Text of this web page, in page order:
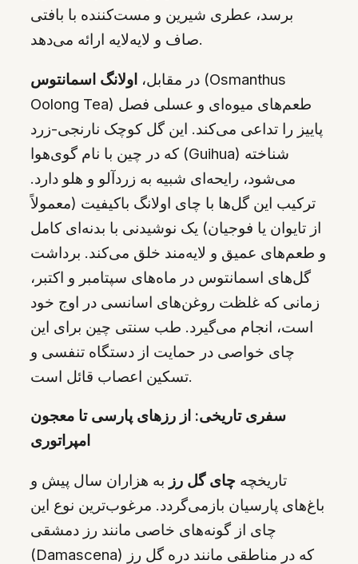
برسد، عطری شیرین و مست‌کننده با بافتی
صاف و لایه‌لایه ارائه می‌دهد.
در مقابل، اولانگ اسمانتوس
(Osmanthus
Oolong Tea) طعم‌های میوه‌ای و عسلی فصل
پاییز را تداعی می‌کند. این گل کوچک نارنجی-زرد
که در چین با نام گوی‌هوا (Guihua) شناخته
می‌شود، رایحه‌ای شبیه به زردآلو و هلو دارد.
ترکیب این گل‌ها با چای اولانگ باکیفیت (معمولاً
از تایوان یا فوجیان) یک نوشیدنی با بدنه‌ای کامل
و طعم‌های عمیق و لایه‌مند خلق می‌کند. برداشت
گل‌های اسمانتوس در ماه‌های سپتامبر و اکتبر،
زمانی که غلظت روغن‌های اسانسی در اوج خود
است، انجام می‌گیرد. طب سنتی چین برای این
چای خواصی در حمایت از دستگاه تنفسی و
تسکین اعصاب قائل است.
سفری تاریخی: از رزهای پارسی تا معجون
امپراتوری
تاریخچه چای گل رز به هزاران سال پیش و
باغ‌های پارسیان بازمی‌گردد. مرغوب‌ترین نوع این
چای از گونه‌های خاصی مانند رز دمشقی
(Damascena) که در مناطقی مانند دره گل رز